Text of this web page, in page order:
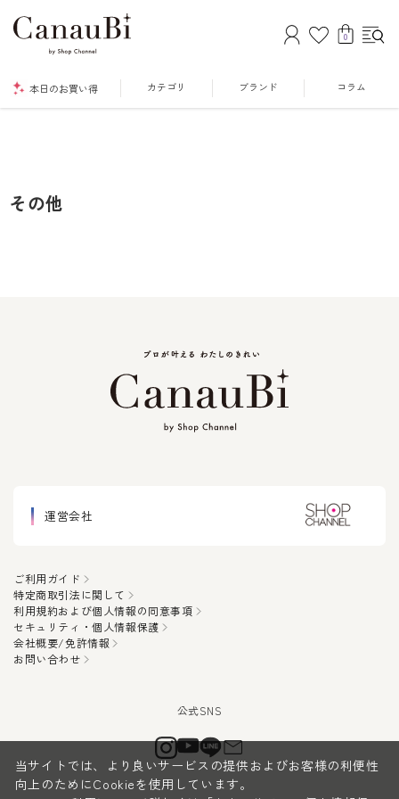
0
本日のお買い得 カテゴリ ブランド コラム
その他
運営会社
ご利用ガイド
特定商取引法に関して
利用規約および個人情報の同意事項
セキュリティ・個人情報保護
会社概要/免許情報
お問い合わせ
当サイトでは、より良いサービスの提供およびお客様の利便性
向上のためにCookieを使用しています。